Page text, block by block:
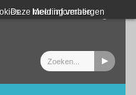
Meer informatie
Deze melding verbergen
Login